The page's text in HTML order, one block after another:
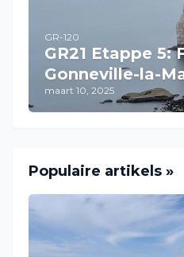
GR-120
GR21 Etappe 5:
Gonneville-la-
maart 10, 2025
Populaire artikels »